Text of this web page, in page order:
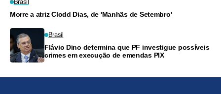
Brasil
Morre a atriz Clodd Dias, de 'Manhãs de Setembro'
Brasil
Flávio Dino determina que PF investigue possíveis
crimes em execução de emendas PIX